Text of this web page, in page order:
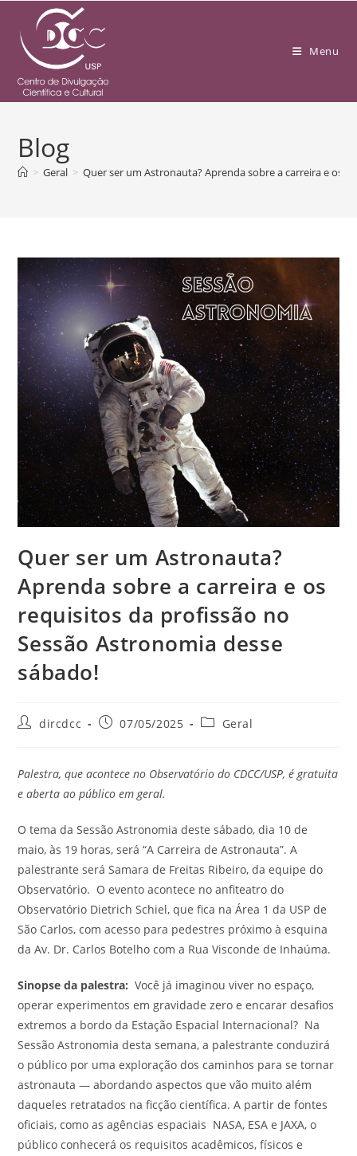
Menu
Blog
> Geral > Quer ser um Astronauta? Aprenda sobre a carreira e os
Quer ser um Astronauta?
Aprenda sobre a carreira e os
requisitos da profissão no
Sessão Astronomia desse
sábado!
dircdcc 07/05/2025 Geral
Palestra, que acontece no Observatório do CDCC/USP, é gratuita
e aberta ao público em geral.
O tema da Sessão Astronomia deste sábado, dia 10 de
maio, às 19 horas, será “A Carreira de Astronauta”. A
palestrante será Samara de Freitas Ribeiro, da equipe do
Observatório. O evento acontece no anfiteatro do
Observatório Dietrich Schiel, que fica na Área 1 da USP de
São Carlos, com acesso para pedestres próximo à esquina
da Av. Dr. Carlos Botelho com a Rua Visconde de Inhaúma.
Sinopse da palestra: Você já imaginou viver no espaço,
operar experimentos em gravidade zero e encarar desafios
extremos a bordo da Estação Espacial Internacional? Na
Sessão Astronomia desta semana, a palestrante conduzirá
o público por uma exploração dos caminhos para se tornar
astronauta — abordando aspectos que vão muito além
daqueles retratados na ficção científica. A partir de fontes
oficiais, como as agências espaciais NASA, ESA e JAXA, o
público conhecerá os requisitos acadêmicos, físicos e